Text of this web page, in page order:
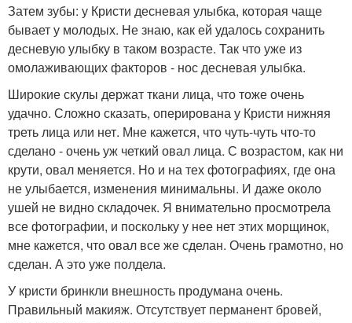
Затем зубы: у Кристи десневая улыбка, которая чаще
бывает у молодых. Не знаю, как ей удалось сохранить
десневую улыбку в таком возрасте. Так что уже из
омолаживающих факторов - нос десневая улыбка.
Широкие скулы держат ткани лица, что тоже очень
удачно. Сложно сказать, оперирована у Кристи нижняя
треть лица или нет. Мне кажется, что чуть-чуть что-то
сделано - очень уж четкий овал лица. С возрастом, как ни
крути, овал меняется. Но и на тех фотографиях, где она
не улыбается, изменения минимальны. И даже около
ушей не видно складочек. Я внимательно просмотрела
все фотографии, и поскольку у нее нет этих морщинок,
мне кажется, что овал все же сделан. Очень грамотно, но
сделан. А это уже полдела.
У кристи бринкли внешность продумана очень.
Правильный макияж. Отсутствует перманент бровей,